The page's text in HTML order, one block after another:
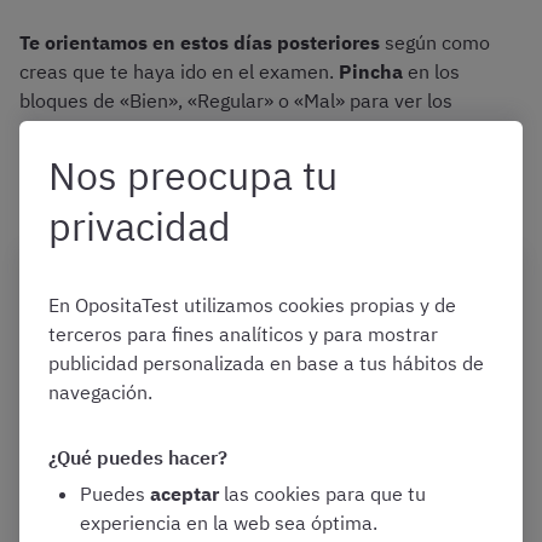
Te orientamos en estos días posteriores según como
creas que te haya ido en el examen. Pincha en los
bloques de «Bien», «Regular» o «Mal» para ver los
consejos según tu situación.
parar unos días. Desconecta mentalmente,
recupera rutinas fuera del estudio y permite que
tu cuerpo y tu cabeza bajen el ritmo antes de
pensar en próximos pasos.
Te recomendamos caminar, ordenar, dibujar
mandalasgratuitos; están pensados para
personas opositoras y pueden servir como
herramienta de desconexión puntual.
Nos preocupa tu
privacidad
En OpositaTest utilizamos cookies propias y de
terceros para fines analíticos y para mostrar
publicidad personalizada en base a tus hábitos de
navegación.
¿Qué puedes hacer?
Puedes aceptar las cookies para que tu
experiencia en la web sea óptima.